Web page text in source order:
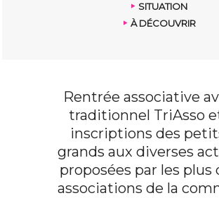
SITUATION
À DÉCOUVRIR
Rentrée associative
traditionnel TriAsso
inscriptions des
grands aux diverses
proposées par les plus
associations de la